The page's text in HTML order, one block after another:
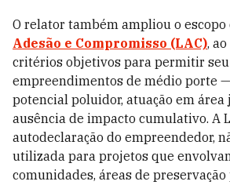
O relator também ampliou o escopo
Adesão e Compromisso (LAC),
critérios objetivos para permitir
empreendimentos de médio porte
potencial poluidor, atuação em área
ausência de impacto cumulativo. A
autodeclaração do empreendedor,
utilizada para projetos que
comunidades, áreas de